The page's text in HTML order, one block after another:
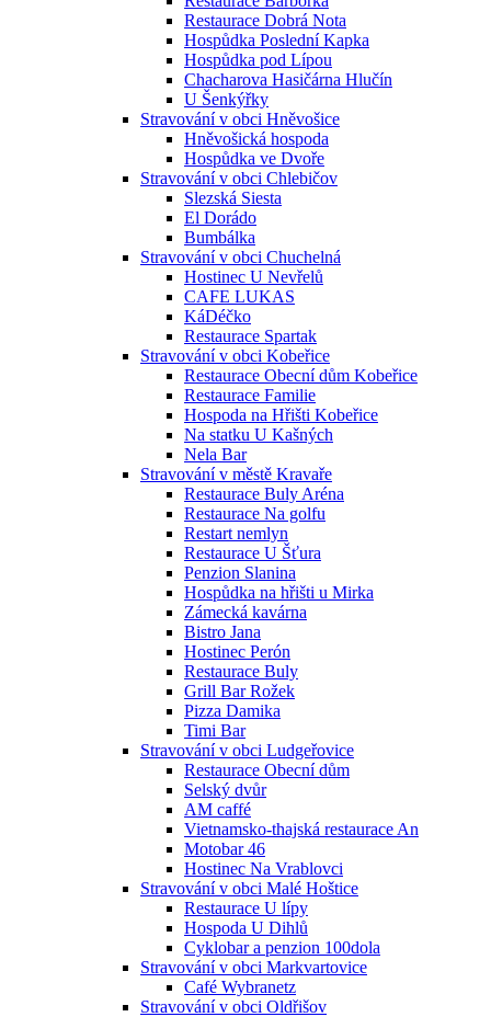
Restaurace Dobrá Nota
Hospůdka Poslední Kapka
Hospůdka pod Lípou
Chacharova Hasičárna Hlučín
U Šenkýřky
Stravování v obci Hněvošice
Hněvošická hospoda
Hospůdka ve Dvoře
Stravování v obci Chlebičov
Slezská Siesta
El Dorádo
Bumbálka
Stravování v obci Chuchelná
Hostinec U Nevřelů
CAFE LUKAS
KáDéčko
Restaurace Spartak
Stravování v obci Kobeřice
Restaurace Obecní dům Kobeřice
Restaurace Familie
Hospoda na Hřišti Kobeřice
Na statku U Kašných
Nela Bar
Stravování v městě Kravaře
Restaurace Buly Aréna
Restaurace Na golfu
Restart nemlyn
Restaurace U Šťura
Penzion Slanina
Hospůdka na hřišti u Mirka
Zámecká kavárna
Bistro Jana
Hostinec Perón
Restaurace Buly
Grill Bar Rožek
Pizza Damika
Timi Bar
Stravování v obci Ludgeřovice
Restaurace Obecní dům
Selský dvůr
AM caffé
Vietnamsko-thajská restaurace An
Motobar 46
Hostinec Na Vrablovci
Stravování v obci Malé Hoštice
Restaurace U lípy
Hospoda U Dihlů
Cyklobar a penzion 100dola
Stravování v obci Markvartovice
Café Wybranetz
Stravování v obci Oldřišov